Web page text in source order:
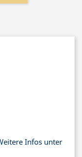
Infos unter